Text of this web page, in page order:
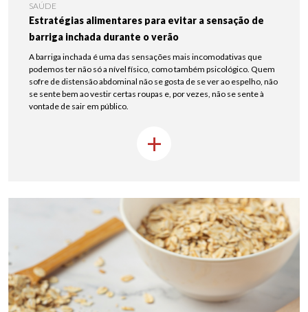
SAÚDE
Estratégias alimentares para evitar a sensação de
barriga inchada durante o verão
A barriga inchada é uma das sensações mais incomodativas que
podemos ter não só a nível físico, como também psicológico. Quem
sofre de distensão abdominal não se gosta de se ver ao espelho, não
se sente bem ao vestir certas roupas e, por vezes, não se sente à
vontade de sair em público.
+